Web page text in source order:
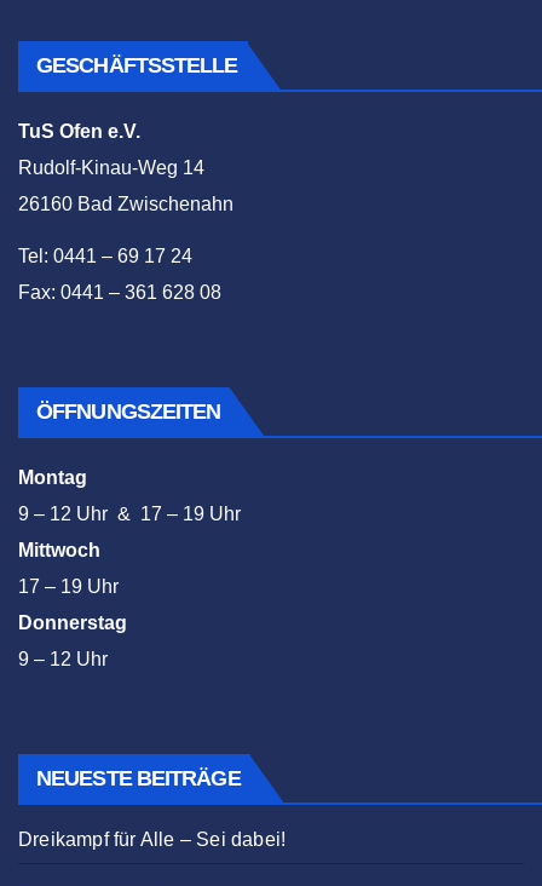
GESCHÄFTSSTELLE
TuS Ofen e.V.
Rudolf-Kinau-Weg 14
26160 Bad Zwischenahn
Tel: 0441 – 69 17 24
Fax: 0441 – 361 628 08
ÖFFNUNGSZEITEN
Montag
9 – 12 Uhr & 17 – 19 Uhr
Mittwoch
17 – 19 Uhr
Donnerstag
9 – 12 Uhr
NEUESTE BEITRÄGE
Dreikampf für Alle – Sei dabei!